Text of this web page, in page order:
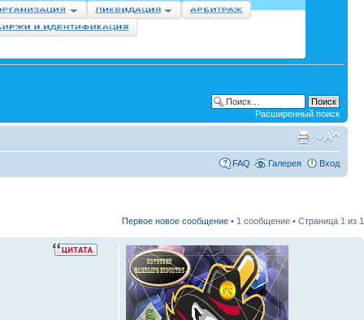
Расширенный поиск
FAQ Галерея Вход
Первое новое сообщение • 1 сообщение • Страница 1 из 1